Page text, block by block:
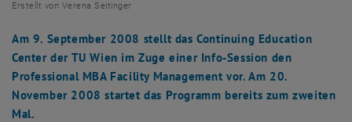
Erstellt von Verena Seitinger
Am 9. September 2008 stellt das Continuing Education
Center der TU Wien im Zuge einer Info-Session den
Professional MBA Facility Management vor. Am 20.
November 2008 startet das Programm bereits zum zweiten
Mal.